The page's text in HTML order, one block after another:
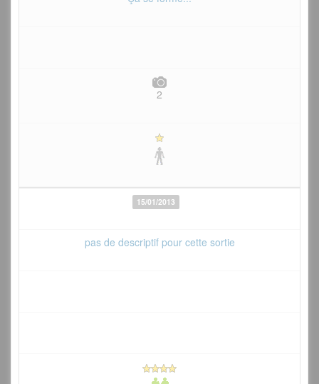
2
15/01/2013
pas de descriptif pour cette sortie